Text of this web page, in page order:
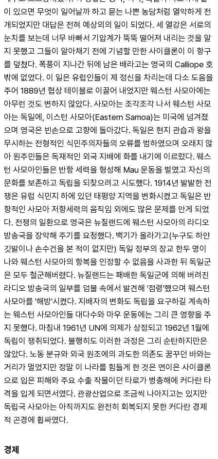
이 있으면 무엇이 일어날까 하고 묻는 나쁜 농담처럼 열악하게 전
개되었지만 대답은 전혀 예상외의 일이 되었다. 세 열강은 서로의
눈치를 보는데 너무 바빠서 기압계가 뚝뚝 떨어져 내리는 것을 알
지 못했고 그들이 알아채기 전에 기념할 만한 사이클론이 이 항구
를 덮쳤다. 폭풍이 지나간 뒤에 남은 배라고는 영국의 Calliope 호
밖에 없었다. 이 일은 유럽인들이 제 정신을 차리는데 다소 도움을
주어 1889년 협상 테이블로 이끌어 내었지만 웨스턴 사모아에는
아무런 것도 변하지 않았다. 사모아는 조각조각 나서 웨스턴 사모
아는 독일에, 이스턴 사모아(Eastern Samoa)는 미국에 넘겨졌
으며 영국은 빈손으로 고향에 돌아갔다. 독일은 현지 관습과 왕을
무시하는 전형적인 식민주의자들의 오류를 범하였으며 오래지 않
아 원주민들은 독재적인 외국 지배에 화를 내기에 이르렀다. 웨스
턴 사모아인들은 반항 세력을 형성해 Mau 운동을 벌였고 자신의
문화를 보존하고 독립을 되찾으려고 시도했다. 1914년 발발한 전
쟁은 유럽 식민지 하에 있던 태평양 지역을 변화시켰고 독일은 반
항적인 사모아 저항세력의 움직임 외에도 많은 문제를 안게 되었
다. 전쟁의 일환으로 영국은 뉴질랜드에 웨스턴 사모아의 라디오
방송국을 장악해 주기를 요청했다. 백기가 올라가고(누구도 하얀
깃발이나 손수건을 본 적이 없지만) 독일 정부의 장교 한두 명이
나와 웨스턴 사모아의 항복을 인정할 수 없음을 사과한 뒤 독일군
은 모두 철군해버렸다. 뉴질랜드는 패배한 독일군에 의해 버려진
라디오 방송국의 일부를 덤불 속에서 발견해 '점령'했으며 웨스턴
사모아를 '해방'시켰다. 지배자의 변화도 독립을 요구하길 계속하
는 웨스턴 사모아인들 대다수와 마우 운동에는 그리 큰 영향을 주
지 못했다. 마침내 1961년 UN에 의제가 상정되고 1962년 1월에
독립이 쟁취되었다. 불행히도 이러한 과정은 그리 순탄하지만은
않았다. 노동 분규와 외국 원조에의 과도한 의존도 꿈꾸던 바와는
거리가 멀었지만 정말 이 나라를 힘들게 한 것은 연이은 사이클론
으로 입은 피해와 주요 수출 작물이던 타로가 병충해에 커다란 타
격을 입게 되면서였다. 관광산업으로 조금씩 나아지고는 있지만
독립국 사모아는 아직까지도 완전히 회복되지 못한 커다란 경제
적 곤경에 휩싸였다.
경제